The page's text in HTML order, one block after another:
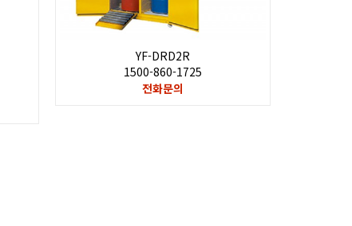
YF-DRD2R
1500-860-1725
전화문의